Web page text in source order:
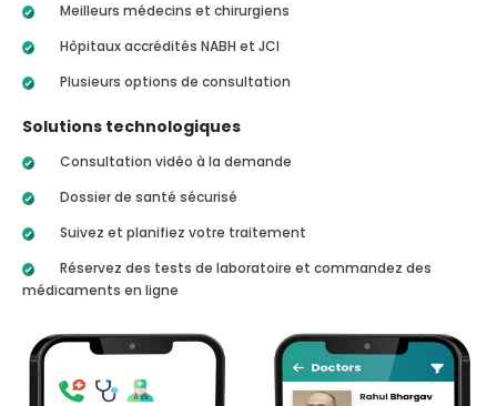
Meilleurs médecins et chirurgiens
Hôpitaux accrédités NABH et JCI
Plusieurs options de consultation
Solutions technologiques
Consultation vidéo à la demande
Dossier de santé sécurisé
Suivez et planifiez votre traitement
Réservez des tests de laboratoire et commandez des
médicaments en ligne